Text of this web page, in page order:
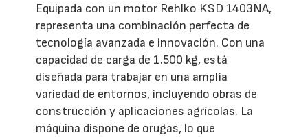
Equipada con un motor Rehlko KSD 1403NA,
representa una combinación perfecta de
tecnología avanzada e innovación. Con una
capacidad de carga de 1.500 kg, está
diseñada para trabajar en una amplia
variedad de entornos, incluyendo obras de
construcción y aplicaciones agrícolas. La
máquina dispone de orugas, lo que